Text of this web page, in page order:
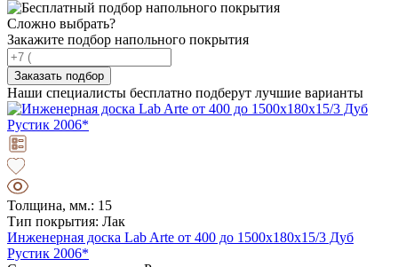
Сложно выбрать?
Закажите подбор напольного покрытия
Заказать подбор
Наши специалисты бесплатно подберут лучшие варианты
Толщина, мм.: 15
Тип покрытия: Лак
Инженерная доска Lab Arte от 400 до 1500х180х15/3 Дуб
Рустик 2006*